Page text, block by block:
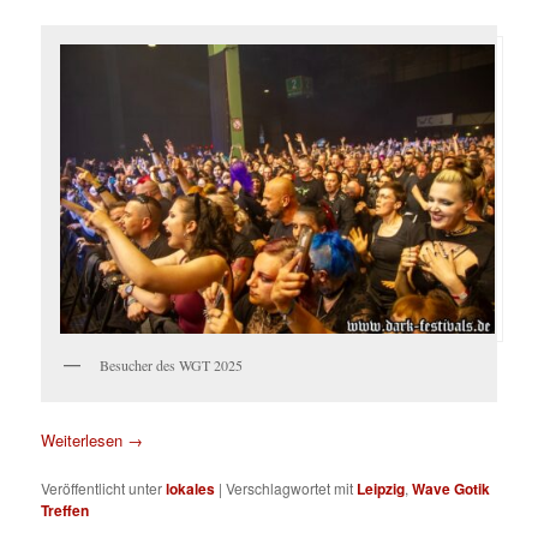
Besucher des WGT 2025
Weiterlesen →
Veröffentlicht unterlokales |Verschlagwortet mit Leipzig,Wave Gotik
Treffen